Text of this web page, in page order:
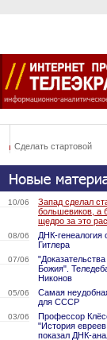
Сделать стартовой
10/06
Запад сделал
большевиков, а
щедро за это
08/06
ДНК-генеалогия
Гитлера
07/06
Божия".
Никонов
05/06
Самая
для СССР
03/06
Профессор
"История
показал ДНК-